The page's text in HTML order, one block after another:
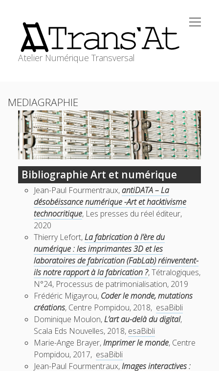
Trans'At
Atelier Numérique Transversal
open
menu
ATELIERS
open
menu
WORKSHOPS
RESSOURCES
MEDIAGRAPHIE
CONTACT
Sidebar
transat@stephanecabee.net
MEDIAGRAPHIE
Bibliographie Art et numérique
Jean-Paul Fourmentraux,antiDATA – La
désobéissance numérique -Art et hacktivisme
technocritique, Les presses du réel éditeur,
2020
Thierry Lefort,La fabrication à l’ère du
numérique : les imprimantes 3D et les
laboratoires de fabrication (FabLab) réinventent-
ils notre rapport à la fabrication ?, Tétralogiques,
N°24, Processus de patrimonialisation, 2019
Frédéric Migayrou, Coder le monde, mutations
créations, Centre Pompidou, 2018, esaBibli
Dominique Moulon,L’art au-delà du digital,
Scala Eds Nouvelles, 2018, esaBibli
Marie-Ange Brayer,Imprimer le monde, Centre
Pompidou, 2017, esaBibli
Jean-Paul Fourmentraux,Images interactives :